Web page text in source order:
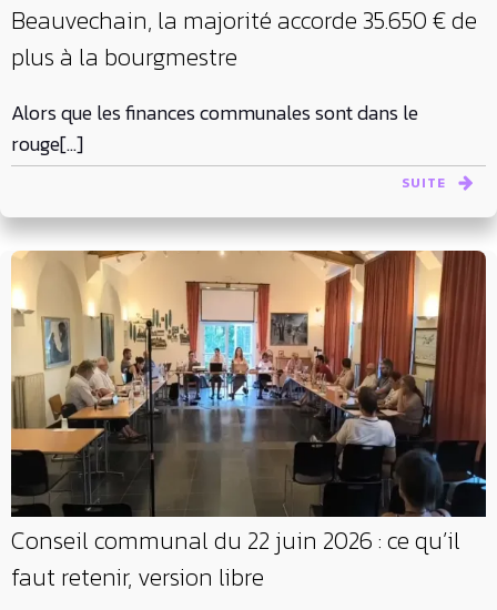
Beauvechain, la majorité accorde 35.650 € de
plus à la bourgmestre
Alors que les finances communales sont dans le
rouge[…]
SUITE
Conseil communal du 22 juin 2026 : ce qu’il
faut retenir, version libre